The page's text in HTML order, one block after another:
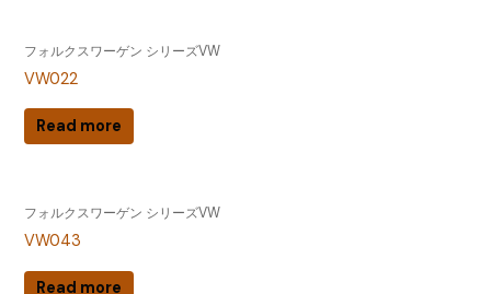
フォルクスワーゲン シリーズVW
VW022
Read more
フォルクスワーゲン シリーズVW
VW043
Read more